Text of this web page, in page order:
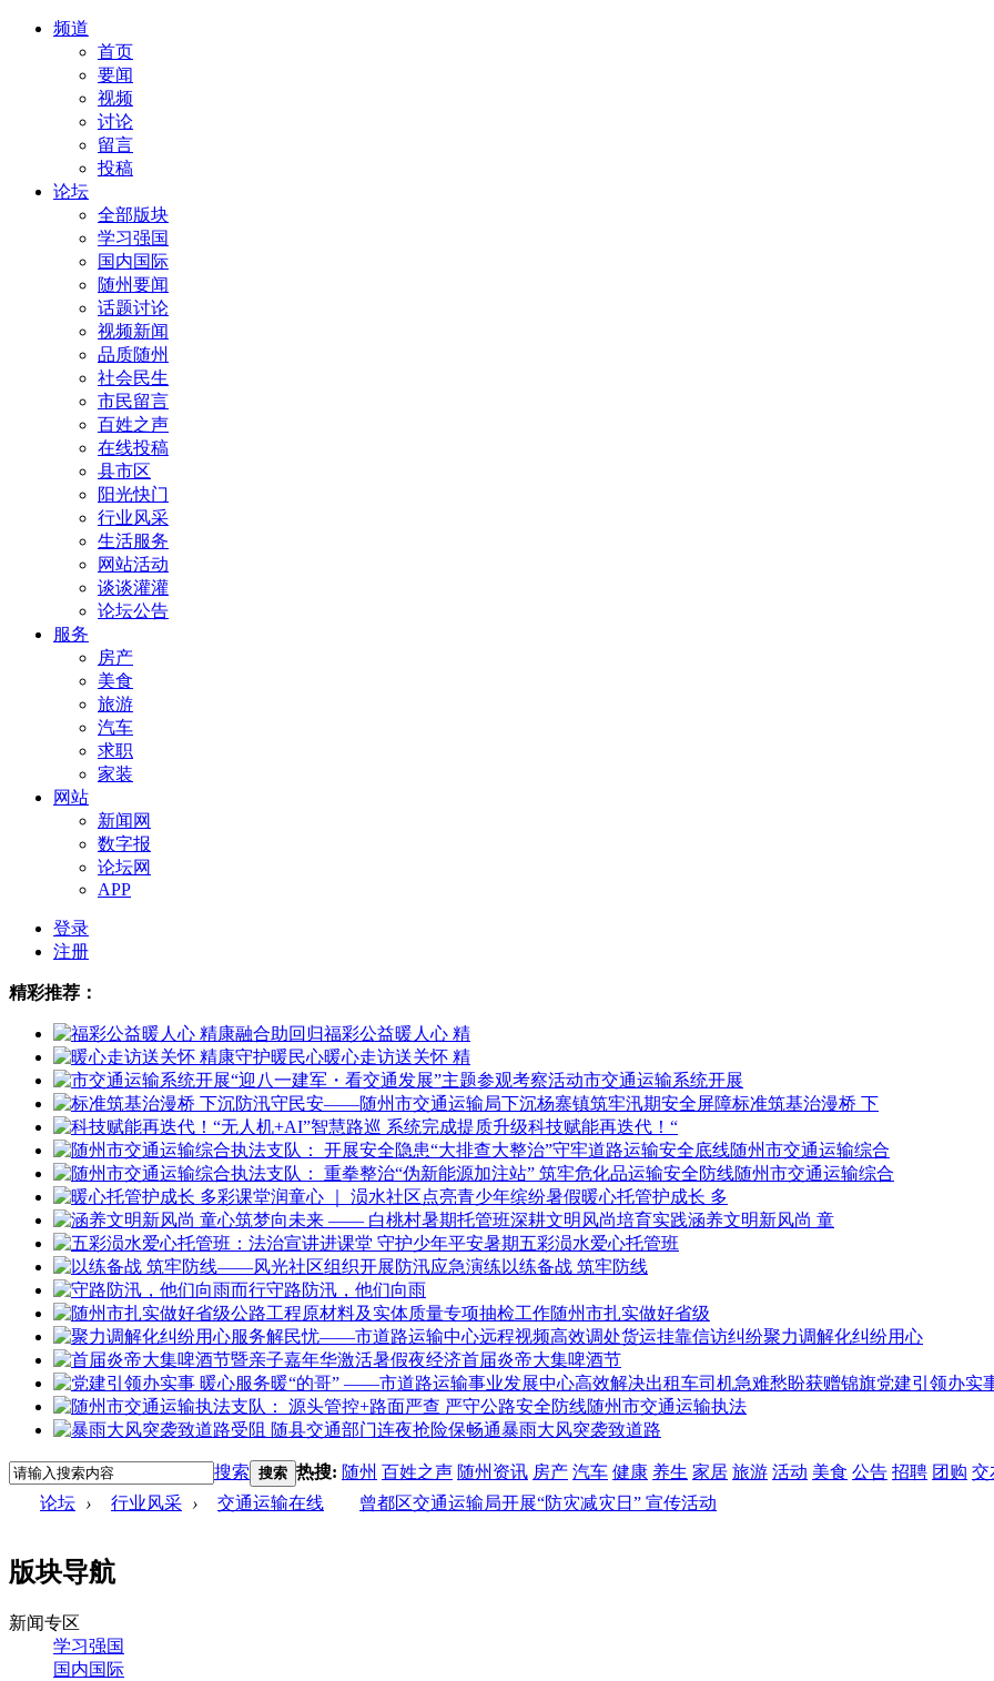
频道
首页
要闻
视频
讨论
留言
投稿
论坛
全部版块
学习强国
国内国际
随州要闻
话题讨论
视频新闻
品质随州
社会民生
市民留言
百姓之声
在线投稿
县市区
阳光快门
行业风采
生活服务
网站活动
谈谈灌灌
论坛公告
服务
房产
美食
旅游
汽车
求职
家装
网站
新闻网
数字报
论坛网
APP
登录
注册
精彩推荐：
福彩公益暖人心 精
暖心走访送关怀 精
市交通运输系统开展
标准筑基治漫桥 下
科技赋能再迭代！“
随州市交通运输综合
随州市交通运输综合
暖心托管护成长 多
涵养文明新风尚 童
五彩涢水爱心托管班
以练备战 筑牢防线
守路防汛，他们向雨
随州市扎实做好省级
聚力调解化纠纷用心
首届炎帝大集啤酒节
党建引领办实
随州市交通运输执法
暴雨大风突袭致道路
搜索 搜索 热搜: 随州 百姓之声 随州资讯 房产 汽车 健康 养生 家居 旅游 活动 美食 公告 招聘 团购 交
论坛 › 行业风采 › 交通运输在线 曾都区交通运输局开展“防灾减灾日” 宣传活动
版块导航
新闻专区
学习强国
国内国际